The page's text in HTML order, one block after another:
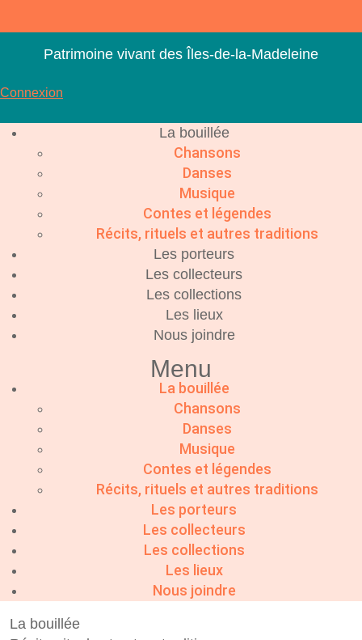
contenu
Patrimoine vivant des Îles-de-la-Madeleine
Connexion
La bouillée
Chansons
Danses
Musique
Contes et légendes
Récits, rituels et autres traditions
Les porteurs
Les collecteurs
Les collections
Les lieux
Nous joindre
Menu
La bouillée
Chansons
Danses
Musique
Contes et légendes
Récits, rituels et autres traditions
Les porteurs
Les collecteurs
Les collections
Les lieux
Nous joindre
La bouillée